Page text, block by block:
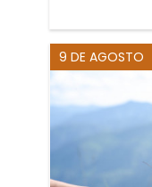
9 DE AGOSTO